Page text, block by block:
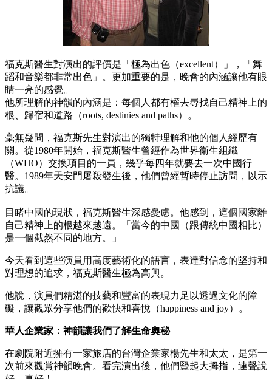
福克斯醫生對演出的評價是「極為出色（excellent）」，「舞
蹈和音樂都非常出色」。更加重要的是，晚會的內涵讓他有眼
睛一亮的感覺。
他所理解的神韻的內涵是：每個人都有權去尋找自己精神上的
根、歸宿和道路（roots, destinies and paths）。
毫無疑問，福克斯先生對演出的獨特理解和他的個人經歷有
關。從1980年開始，福克斯醫生曾經作為世界衛生組織
（WHO）交換項目的一員，幾乎每四年就要去一次中國行
醫。1989年天安門屠殺發生後，他們曾經暫時停止訪問，以示
抗議。
目睹中國的現狀，福克斯醫生深感憂慮。他感到，這個國家離
自己精神上的根越來越遠。「當今的中國（跟傳統中國相比）
是一個截然不同的地方。」
今天看到這些演員用高度藝術化的語言，表達對信念的堅持和
對理想的追求，福克斯醫生極為高興。
他說，演員們精湛的技藝和豐富的表現力足以透過文化的障
礙，讓觀眾分享他們的歡快和喜悅（happiness and joy）。
華人企業家：神韻讓我們了解生命奧秘
在劇院附近擁有一家旅店的台灣企業家楊先生和太太，是第一
次前來觀賞神韻晚會。看完演出後，他們豎起大拇指，連聲說